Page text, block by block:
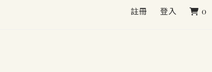
註冊 登入 0